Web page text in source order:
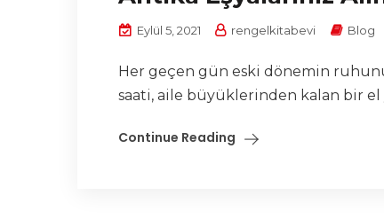
Eylül 5, 2021 rengelkitabevi Blog
Her geçen gün eski dönemin ruhunu
saati, aile büyüklerinden kalan bir el
Continue Reading